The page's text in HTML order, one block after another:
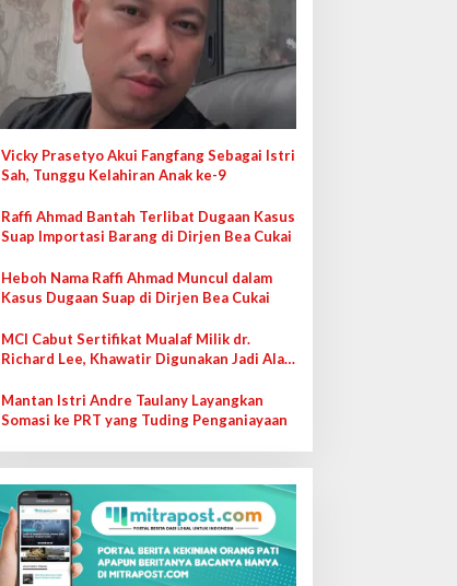
Vicky Prasetyo Akui Fangfang Sebagai Istri
Sah, Tunggu Kelahiran Anak ke-9
Raffi Ahmad Bantah Terlibat Dugaan Kasus
Suap Importasi Barang di Dirjen Bea Cukai
Heboh Nama Raffi Ahmad Muncul dalam
Kasus Dugaan Suap di Dirjen Bea Cukai
MCI Cabut Sertifikat Mualaf Milik dr.
Richard Lee, Khawatir Digunakan Jadi Alat
Mantan Istri Andre Taulany Layangkan
Somasi ke PRT yang Tuding Penganiayaan